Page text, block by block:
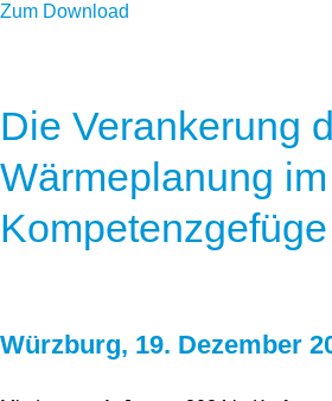
Zum Download
Die Verankerung
Wärmeplanung
Kompetenzgefüge
Würzburg, 19. Dezember